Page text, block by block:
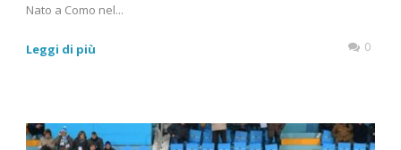
Nato a Como nel...
Leggi di più 0